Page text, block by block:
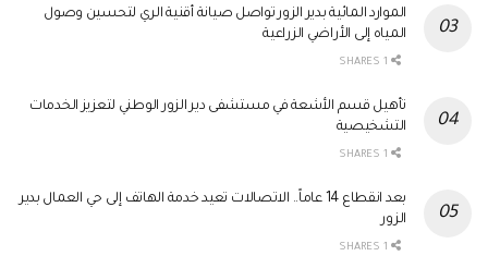
الموارد المائية بدير الزور تواصل صيانة أقنية الري لتحسين وصول
المياه إلى الأراضي الزراعية
تأهيل قسم الأشعة في مستشفى دير الزور الوطني لتعزيز الخدمات
التشخيصية
بعد انقطاع 14 عاماً.. الاتصالات تعيد خدمة الهاتف إلى حي العمال بدير
الزور